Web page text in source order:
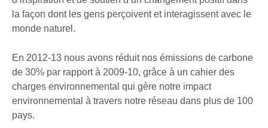
la façon dont les gens perçoivent et interagissent avec le
monde naturel.
En 2012-13 nous avons réduit nos émissions de carbone
de 30% par rapport à 2009-10, grâce à un cahier des
charges environnemental qui gère notre impact
environnemental à travers notre réseau dans plus de 100
pays.